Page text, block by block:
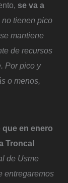
se va a
tienen pico
mantiene
de recursos
Por pico y
o menos,
en enero
Troncal
de Usme
entregaremos